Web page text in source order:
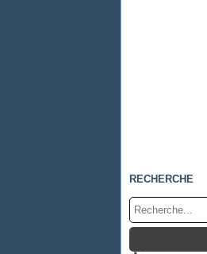
RECHERCHE